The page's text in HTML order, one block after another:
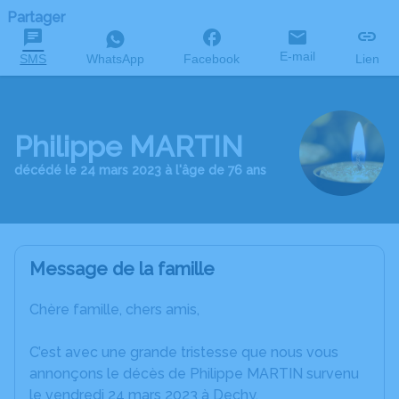
Partager
SMS WhatsApp Facebook E-mail Lien
Philippe MARTIN
décédé le 24 mars 2023 à l'âge de 76 ans
Message de la famille
Chère famille, chers amis,
C’est avec une grande tristesse que nous vous
annonçons le décès de Philippe MARTIN survenu
le vendredi 24 mars 2023 à Dechy.